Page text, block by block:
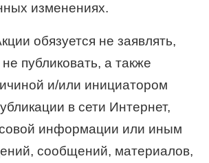
изменениях.
обязуется не заявлять,
публиковать, а также
и/или инициатором
в сети Интернет,
информации или иным
сообщений, материалов,